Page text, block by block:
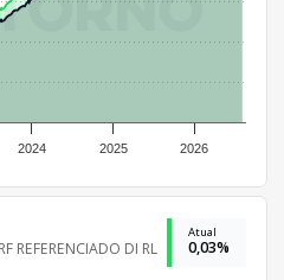
2024 2025 2026
REFERENCIADO DI RL
Atual
0,03%